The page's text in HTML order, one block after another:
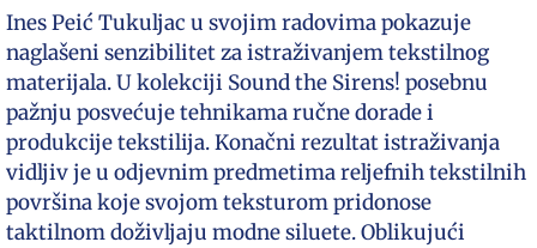
Ines Peić Tukuljac u svojim radovima pokazuje
naglašeni senzibilitet za istraživanjem tekstilnog
materijala. U kolekciji Sound the Sirens! posebnu
pažnju posvećuje tehnikama ručne dorade i
produkcije tekstilija. Konačni rezultat istraživanja
vidljiv je u odjevnim predmetima reljefnih tekstilnih
površina koje svojom teksturom pridonose
taktilnom doživljaju modne siluete. Oblikujući